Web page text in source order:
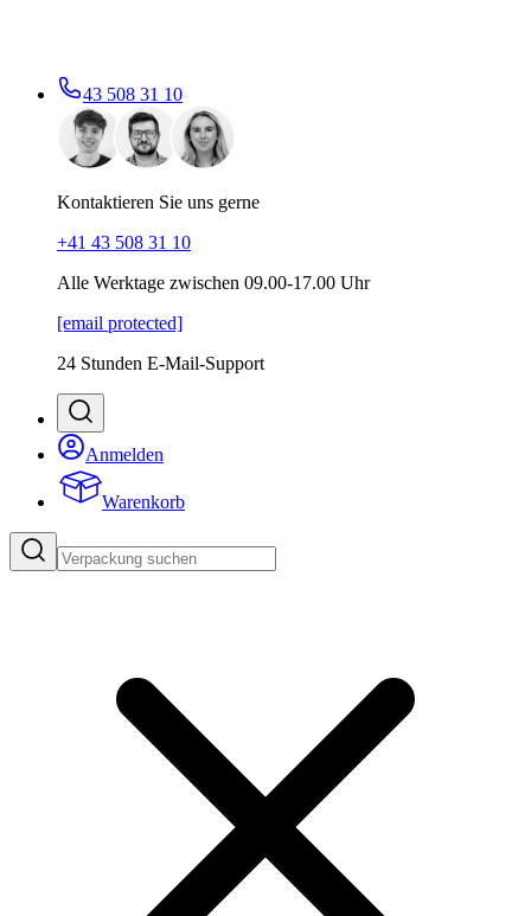
43 508 31 10
Kontaktieren Sie uns gerne
+41 43 508 31 10
Alle Werktage zwischen 09.00-17.00 Uhr
[email protected]
24 Stunden E-Mail-Support
Anmelden
Warenkorb